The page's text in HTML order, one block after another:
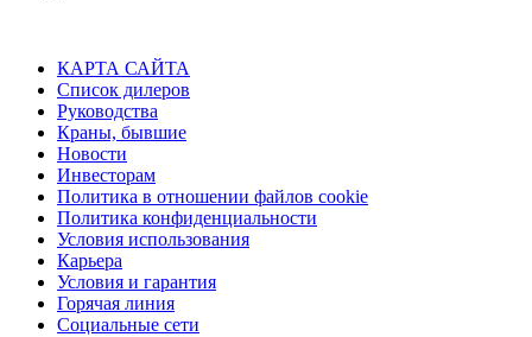
КАРТА САЙТА
Список дилеров
Руководства
Краны, бывшие
Новости
Инвесторам
Политика в отношении файлов cookie
Политика конфиденциальности
Условия использования
Карьера
Условия и гарантия
Горячая линия
Социальные сети